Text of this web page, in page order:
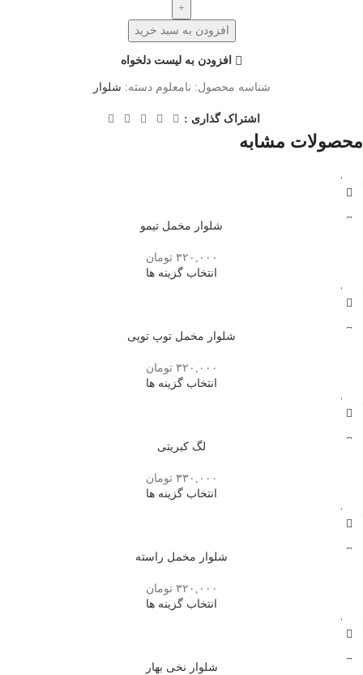
افزودن به سبد خرید
افزودن به لیست دلخواه
شناسه محصول: نامعلومدسته: شلوار
اشتراک گذاری :
محصولات مشابه
تمام
شده
شلوار مخمل تیمو
۳۲۰,۰۰۰ تومان
انتخاب گزینه ها
تمام
شده
شلوار مخمل توپ توپی
۳۲۰,۰۰۰ تومان
انتخاب گزینه ها
تمام
شده
لگ کبریتی
۳۳۰,۰۰۰ تومان
انتخاب گزینه ها
تمام
شده
شلوار مخمل راسته
۳۲۰,۰۰۰ تومان
انتخاب گزینه ها
تمام
شده
شلوار نخی بهار